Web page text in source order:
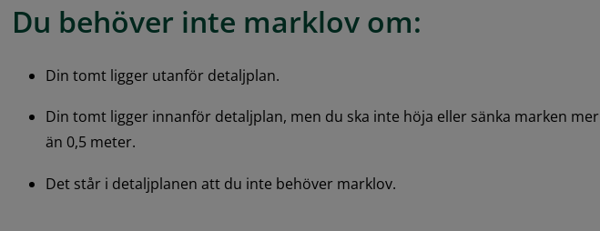
Du behöver inte marklov om:
Din tomt ligger utanför detaljplan.
Din tomt ligger innanför detaljplan, men du ska inte höja eller sänka marken mer
än 0,5 meter.
Det står i detaljplanen att du inte behöver marklov.